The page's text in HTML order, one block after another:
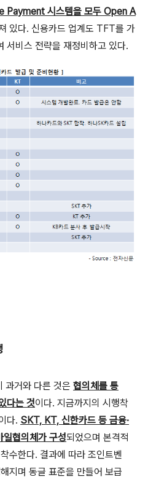
Payment 시스템을 모두 Open A
있다. 신용카드 업계도 TFT를 가
서비스 전략을 재정비하고 있다.
거와 다른 것은 협의체를 통
다는 것이다. 지금까지의 시행착
다. SKT, KT, 신한카드 등 금융·
협의체가 구성되었으며 본격적
수한다. 결과에 따라 조인트벤
지며 동글 표준을 만들어 보급